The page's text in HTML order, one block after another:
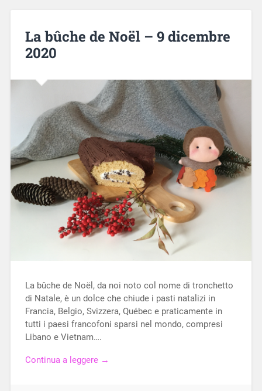
La bûche de Noël – 9 dicembre
2020
La bûche de Noël, da noi noto col nome di tronchetto
di Natale, è un dolce che chiude i pasti natalizi in
Francia, Belgio, Svizzera, Québec e praticamente in
tutti i paesi francofoni sparsi nel mondo, compresi
Libano e Vietnam….
Continua a leggere →